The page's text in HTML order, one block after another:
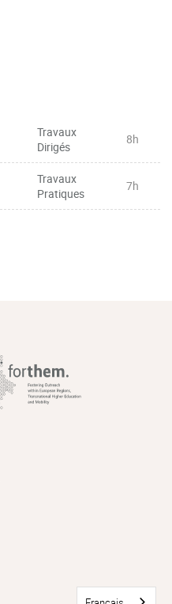
Travaux
Dirigés
8h
Travaux
Pratiques
7h